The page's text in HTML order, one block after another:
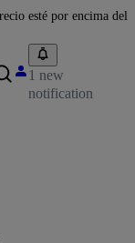
esté por encima del
1 new
notification